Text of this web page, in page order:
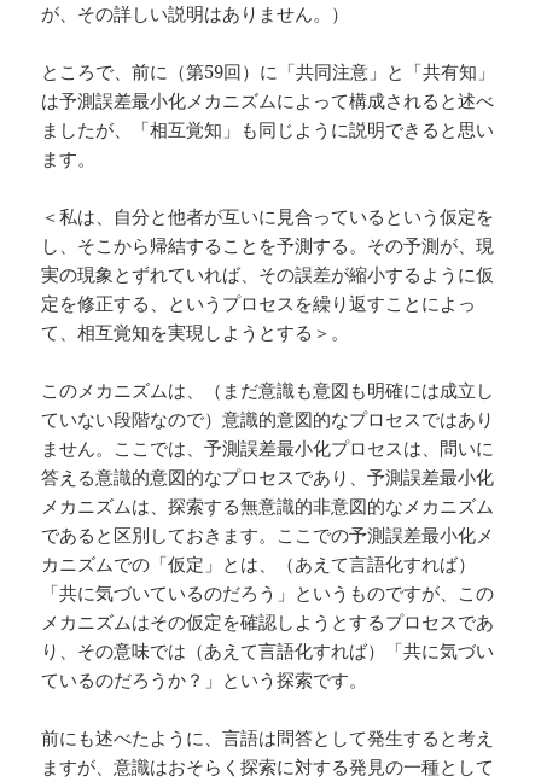
が、その詳しい説明はありません。）
ところで、前に（第59回）に「共同注意」と「共有知」
は予測誤差最小化メカニズムによって構成されると述べ
ましたが、「相互覚知」も同じように説明できると思い
ます。
＜私は、自分と他者が互いに見合っているという仮定を
し、そこから帰結することを予測する。その予測が、現
実の現象とずれていれば、その誤差が縮小するように仮
定を修正する、というプロセスを繰り返すことによっ
て、相互覚知を実現しようとする＞。
このメカニズムは、（まだ意識も意図も明確には成立し
ていない段階なので）意識的意図的なプロセスではあり
ません。ここでは、予測誤差最小化プロセスは、問いに
答える意識的意図的なプロセスであり、予測誤差最小化
メカニズムは、探索する無意識的非意図的なメカニズム
であると区別しておきます。ここでの予測誤差最小化メ
カニズムでの「仮定」とは、（あえて言語化すれば）
「共に気づいているのだろう」というものですが、この
メカニズムはその仮定を確認しようとするプロセスであ
り、その意味では（あえて言語化すれば）「共に気づい
ているのだろうか？」という探索です。
前にも述べたように、言語は問答として発生すると考え
ますが、意識はおそらく探索に対する発見の一種として